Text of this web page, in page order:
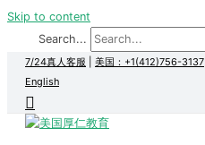
Skip to content
Search...
7/24真人客服 美国：+1(412)756-3137
English